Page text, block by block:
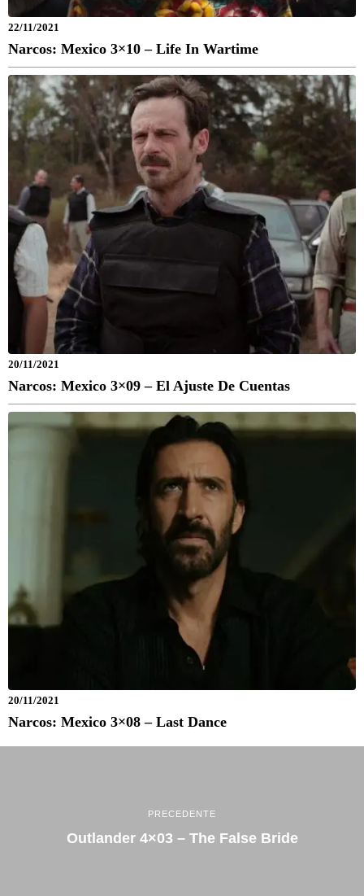
22/11/2021
Narcos: Mexico 3×10 – Life In Wartime
20/11/2021
Narcos: Mexico 3×09 – El Ajuste De Cuentas
20/11/2021
Narcos: Mexico 3×08 – Last Dance
PRECEDENTE
Outlander 4×03 – The False Bride